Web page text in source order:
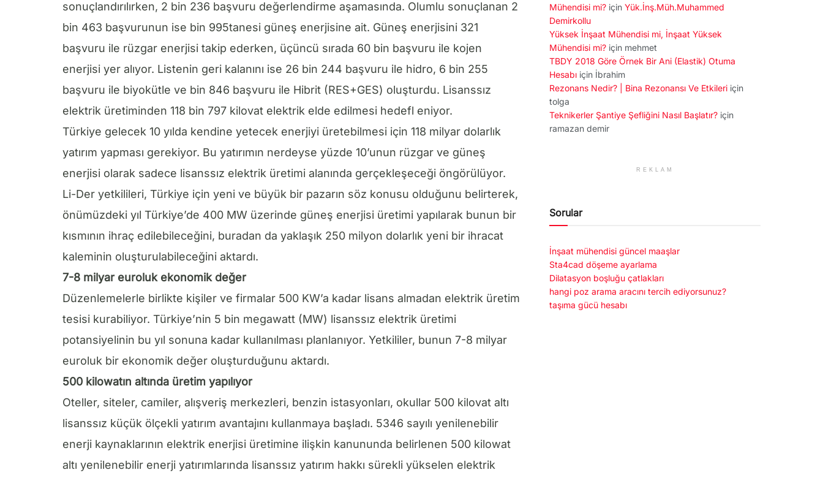
sonuçlandırılırken, 2 bin 236 başvuru değerlendirme aşamasında. Olumlu sonuçlanan 2
bin 463 başvurunun ise bin 995tanesi güneş enerjisine ait. Güneş enerjisini 321
başvuru ile rüzgar enerjisi takip ederken, üçüncü sırada 60 bin başvuru ile kojen
enerjisi yer alıyor. Listenin geri kalanını ise 26 bin 244 başvuru ile hidro, 6 bin 255
başvuru ile biyokütle ve bin 846 başvuru ile Hibrit (RES+GES) oluşturdu. Lisanssız
elektrik üretiminden 118 bin 797 kilovat elektrik elde edilmesi hedefl eniyor.
Türkiye gelecek 10 yılda kendine yetecek enerjiyi üretebilmesi için 118 milyar dolarlık
yatırım yapması gerekiyor. Bu yatırımın nerdeyse yüzde 10’unun rüzgar ve güneş
enerjisi olarak sadece lisanssız elektrik üretimi alanında gerçekleşeceği öngörülüyor.
Li-Der yetkilileri, Türkiye için yeni ve büyük bir pazarın söz konusu olduğunu belirterek,
önümüzdeki yıl Türkiye’de 400 MW üzerinde güneş enerjisi üretimi yapılarak bunun bir
kısmının ihraç edilebileceğini, buradan da yaklaşık 250 milyon dolarlık yeni bir ihracat
kaleminin oluşturulabileceğini aktardı.
7-8 milyar euroluk ekonomik değer
Düzenlemelerle birlikte kişiler ve firmalar 500 KW’a kadar lisans almadan elektrik üretim
tesisi kurabiliyor. Türkiye’nin 5 bin megawatt (MW) lisanssız elektrik üretimi
potansiyelinin bu yıl sonuna kadar kullanılması planlanıyor. Yetkililer, bunun 7-8 milyar
euroluk bir ekonomik değer oluşturduğunu aktardı.
500 kilowatın altında üretim yapılıyor
Oteller, siteler, camiler, alışveriş merkezleri, benzin istasyonları, okullar 500 kilovat altı
lisanssız küçük ölçekli yatırım avantajını kullanmaya başladı. 5346 sayılı yenilenebilir
enerji kaynaklarının elektrik enerjisi üretimine ilişkin kanununda belirlenen 500 kilowat
altı yenilenebilir enerji yatırımlarında lisanssız yatırım hakkı sürekli yükselen elektrik
Mühendisi mi? için Yük.İnş.Müh.Muhammed
Demirkollu
Yüksek İnşaat Mühendisi mi, İnşaat Yüksek
Mühendisi mi? için mehmet
TBDY 2018 Göre Örnek Bir Ani (Elastik) Otuma
Hesabı için İbrahim
Rezonans Nedir? | Bina Rezonansı Ve Etkileri için
tolga
Teknikerler Şantiye Şefliğini Nasıl Başlatır? için
ramazan demir
REKLAM
Sorular
İnşaat mühendisi güncel maaşlar
Sta4cad döşeme ayarlama
Dilatasyon boşluğu çatlakları
hangi poz arama aracını tercih ediyorsunuz?
taşıma gücü hesabı